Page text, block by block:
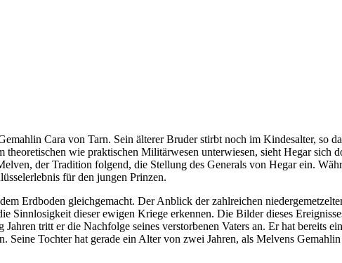
Cara von Tarn. Sein älterer Bruder stirbt noch im Kindesalter, so
wie praktischen Militärwesen unterwiesen, sieht Hegar sich
der Tradition folgend, die Stellung des Generals von Hegar ein.
für den jungen Prinzen.
Erdboden gleichgemacht. Der Anblick der zahlreichen
Sinnlosigkeit dieser ewigen Kriege erkennen. Die Bilder dieses
tritt er die Nachfolge seines verstorbenen Vaters an. Er hat bereits
Tochter hat gerade ein Alter von zwei Jahren, als Melvens